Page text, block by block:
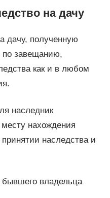
на дачу
дачу, полученную
по завещанию,
как и в любом
наследник
нахождения
наследства и
бывшего владельца